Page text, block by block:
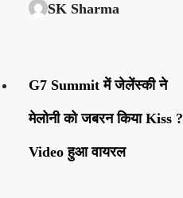
SK Sharma
G7 Summit में जेलेंस्की ने
मेलोनी को जबरन किया Kiss ?
Video हुआ वायरल